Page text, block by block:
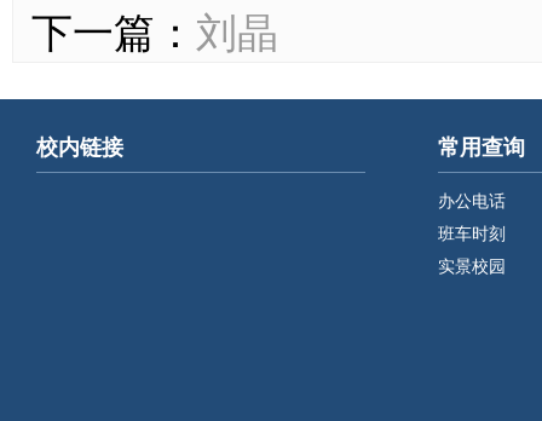
下一篇： 刘晶
校内链接 常用查询
办公电话
班车时刻
实景校园